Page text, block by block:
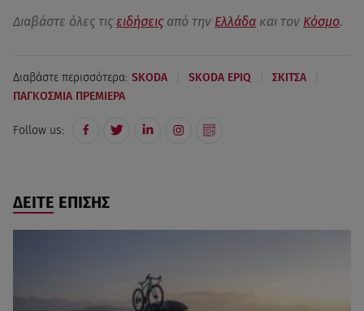
Διαβάστε όλες τις ειδήσεις από την Ελλάδα και τον Κόσμο.
Διαβάστε περισσότερα: SKODA SKODA EPIQ ΣΚΙΤΣΑ
ΠΑΓΚΟΣΜΙΑ ΠΡΕΜΙΕΡΑ
Follow us:
ΔΕΙΤΕ ΕΠΙΣΗΣ